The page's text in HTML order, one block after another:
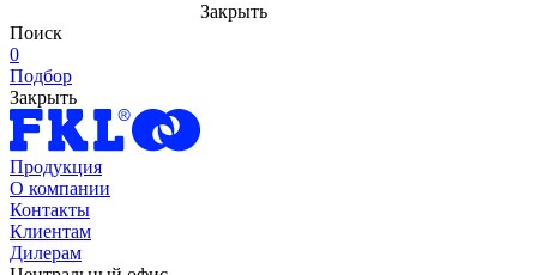
Закрыть
Поиск
0
Подбор
Закрыть
Продукция
О компании
Контакты
Клиентам
Дилерам